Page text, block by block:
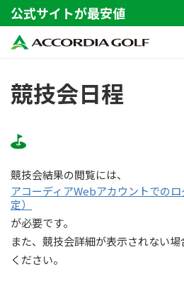
公式サイトが最安値
競技会日程
競技会結果の閲覧には、
アコーディアWebアカウントでの
定）
が必要です。
また、競技会詳細が表示されない
ください。